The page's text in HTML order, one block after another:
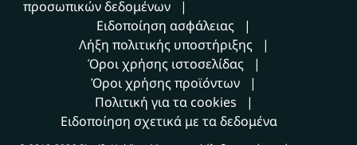
προσωπικών δεδομένων
Ειδοποίηση ασφάλειας
Λήξη πολιτικής υποστήριξης
Όροι χρήσης ιστοσελίδας
Όροι χρήσης προϊόντων
Πολιτική για τα cookies
Ειδοποίηση σχετικά με τα δεδομένα